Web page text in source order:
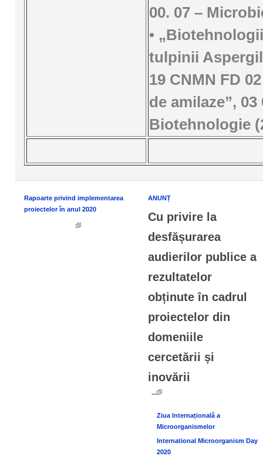
00. 07 –
•
tulpinii
19 CNMN FD
de amilaze”, 03
Biotehnologie
Rapoarte privind implementarea
proiectelor în anul 2020
ANUNȚ
Cu privire la
desfășurarea
audierilor publice a
rezultatelor
obținute în cadrul
proiectelor din
domeniile
cercetării și
inovării
...
Ziua Internațională a
Microorganismelor
International Microorganism Day
2020